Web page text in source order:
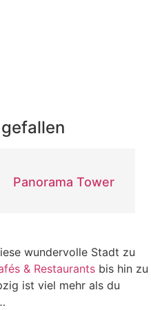
Panorama Tower
wundervolle Stadt zu
& Restaurants bis hin zu
ist viel mehr als du